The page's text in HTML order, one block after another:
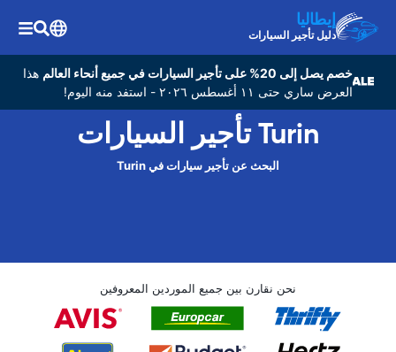
إيطاليا
دليل تأجير السيارات
خصم يصل إلى 20% على تأجير السيارات في جميع أنحاء العالم
هذا
العرض ساري حتى ١١ أغسطس ٢٠٢٦ - استفد منه اليوم!
Turin تأجير السيارات
البحث عن تأجير سيارات في Turin
نحن نقارن بين جميع الموردين المعروفين